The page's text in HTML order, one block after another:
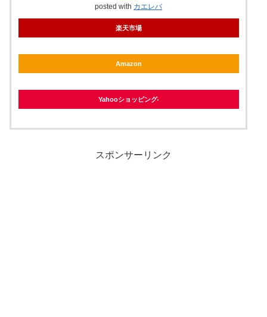
posted with カエレバ
楽天市場
Amazon
Yahooショッピング
スポンサーリンク